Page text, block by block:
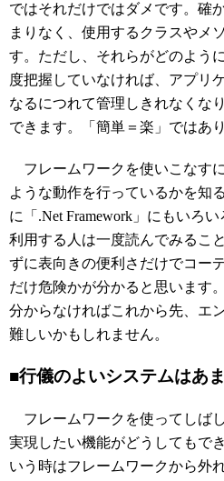
ではそれだけではダメです。確
まりなく、使用するクラスやメ
す。ただし、それらがどのよう
度把握していなければ、アプリ
なるにつれて管理しきれなくな
できます。「簡単＝楽」ではあ
フレームワークを使いこなす
ような動作を行っているかを知
に「.Net Framework」にもいろ
利用する人は一度読んでみるこ
ずに表向きの便利さだけでコー
だけ危険かが分かると思います
分からなければこれから先、エ
難しいかもしれません。
■行儀のよいシステムはあ
フレームワークを使ってしば
実現したい機能がどうしてもで
いう時はフレームワークから外